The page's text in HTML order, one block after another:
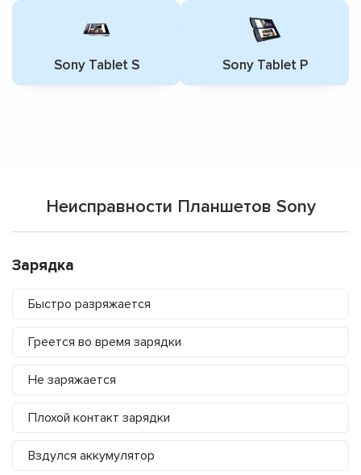
Sony Tablet S Sony Tablet P
Неисправности Планшетов Sony
Зарядка
Быстро разряжается
Греется во время зарядки
Не заряжается
Плохой контакт зарядки
Вздулся аккумулятор